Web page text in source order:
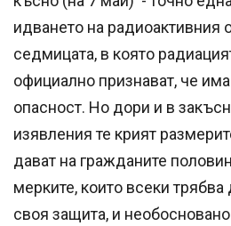
идването на радиоактивния
седмицата, в която
официално признават, че
опасност. Но дори и в
изявления те крият
дават на гражданите
мерките, които всеки
своя защита, и